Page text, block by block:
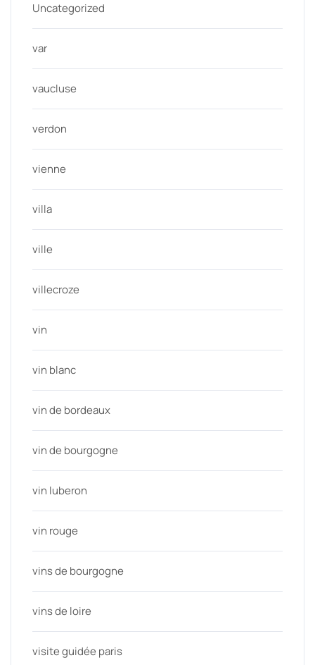
Uncategorized
var
vaucluse
verdon
vienne
villa
ville
villecroze
vin
vin blanc
vin de bordeaux
vin de bourgogne
vin luberon
vin rouge
vins de bourgogne
vins de loire
visite guidée paris